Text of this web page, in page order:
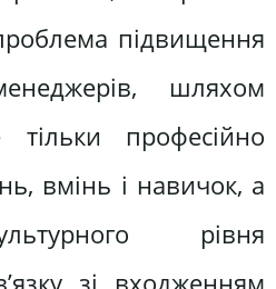
підвищення
шляхом
професійно
вмінь і навичок, а
рівня